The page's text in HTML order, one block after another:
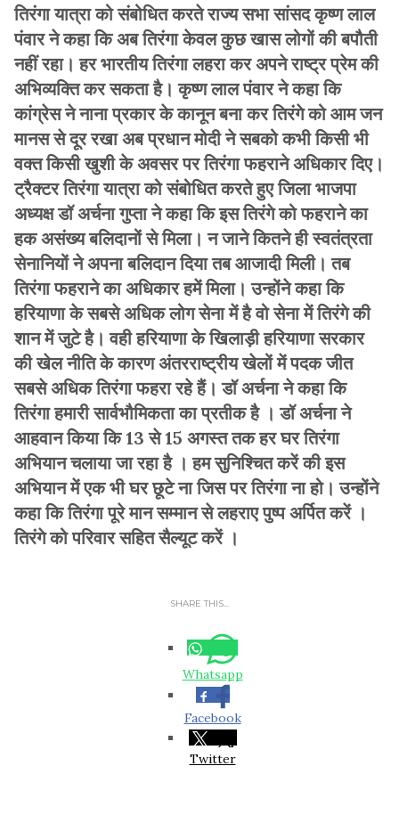
तिरंगा यात्रा को संबोधित करते राज्य सभा सांसद कृष्ण लाल
पंवार ने कहा कि अब तिरंगा केवल कुछ खास लोगों की बपौती
नहीं रहा। हर भारतीय तिरंगा लहरा कर अपने राष्ट्र प्रेम की
अभिव्यक्ति कर सकता है। कृष्ण लाल पंवार ने कहा कि
कांग्रेस ने नाना प्रकार के कानून बना कर तिरंगे को आम जन
मानस से दूर रखा अब प्रधान मोदी ने सबको कभी किसी भी
वक्त किसी खुशी के अवसर पर तिरंगा फहराने अधिकार दिए।
ट्रैक्टर तिरंगा यात्रा को संबोधित करते हुए जिला भाजपा
अध्यक्ष डॉ अर्चना गुप्ता ने कहा कि इस तिरंगे को फहराने का
हक असंख्य बलिदानों से मिला। न जाने कितने ही स्वतंत्रता
सेनानियों ने अपना बलिदान दिया तब आजादी मिली। तब
तिरंगा फहराने का अधिकार हमें मिला। उन्होंने कहा कि
हरियाणा के सबसे अधिक लोग सेना में है वो सेना में तिरंगे की
शान में जुटे है। वही हरियाणा के खिलाड़ी हरियाणा सरकार
की खेल नीति के कारण अंतरराष्ट्रीय खेलों में पदक जीत
सबसे अधिक तिरंगा फहरा रहे हैं। डॉ अर्चना ने कहा कि
तिरंगा हमारी सार्वभौमिकता का प्रतीक है । डॉ अर्चना ने
आहवान किया कि 13 से 15 अगस्त तक हर घर तिरंगा
अभियान चलाया जा रहा है । हम सुनिश्चित करें की इस
अभियान में एक भी घर छूटे ना जिस पर तिरंगा ना हो। उन्होंने
कहा कि तिरंगा पूरे मान सम्मान से लहराए पुष्प अर्पित करें ।
तिरंगे को परिवार सहित सैल्यूट करें ।
SHARE THIS...
Whatsapp
Facebook
Twitter